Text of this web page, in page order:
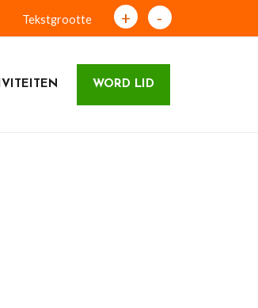
Tekstgrootte + -
WORD LID